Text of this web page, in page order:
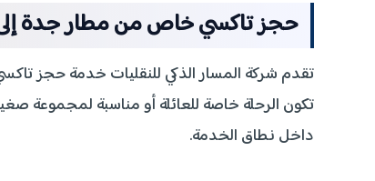
حجز تاكسي خاص من مطار جدة إلى
تقدم شركة المسار الذكي للنقليات خدمة حجز
تكون الرحلة خاصة للعائلة أو مناسبة لمجموعة
داخل نطاق الخدمة.